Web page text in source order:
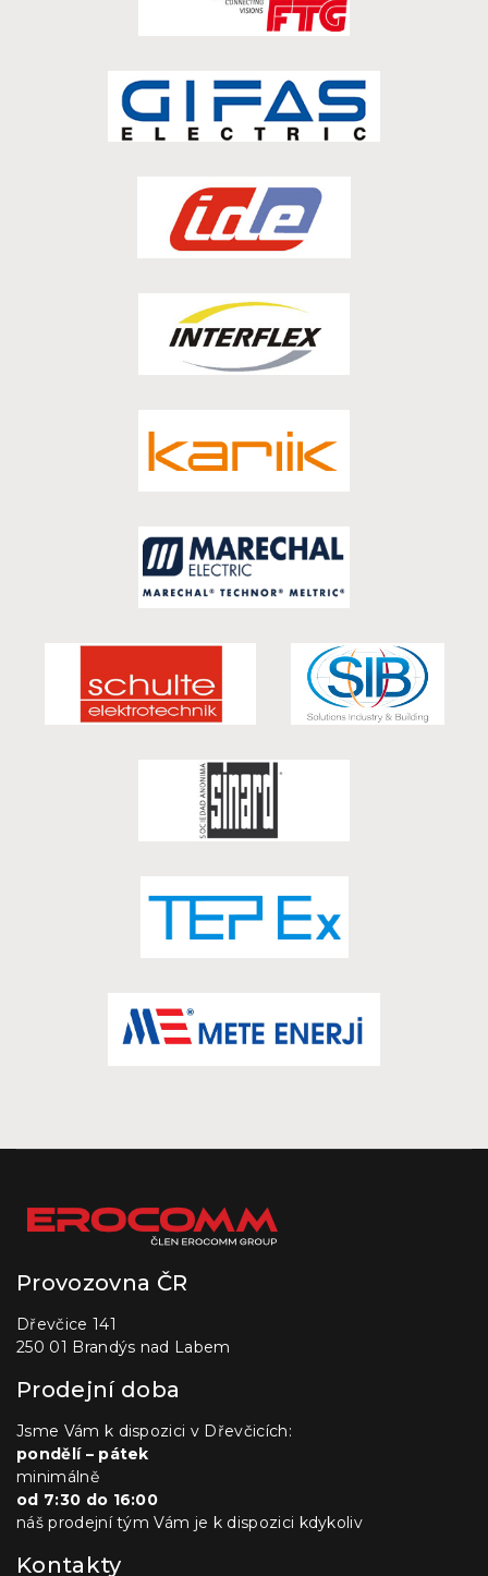
Provozovna ČR
Dřevčice 141
250 01 Brandýs nad Labem
Prodejní doba
Jsme Vám k dispozici v Dřevčicích:
pondělí – pátek
minimálně
od 7:30 do 16:00
náš prodejní tým Vám je k dispozici kdykoliv
Kontakty